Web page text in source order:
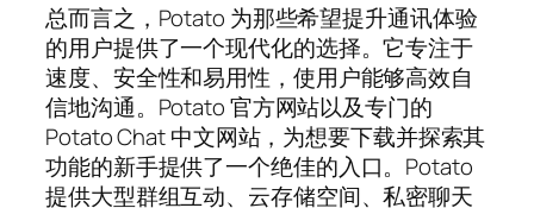
总而言之，Potato 为那些希望提升通讯体验
的用户提供了一个现代化的选择。它专注于
速度、安全性和易用性，使用户能够高效自
信地沟通。Potato 官方网站以及专门的
Potato Chat 中文网站，为想要下载并探索其
功能的新手提供了一个绝佳的入口。Potato
提供大型群组互动、云存储空间、私密聊天